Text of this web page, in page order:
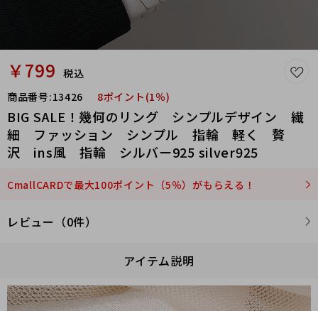
￥799 税込
商品番号:13426 8ポイント(1％)
BIG SALE！幾何のリング シンプルデザイン 繊
細 ファッション シンプル 指輪 軽く 贅
沢 ins風 指輪 シルバー925 silver925
CmallCARDで最大100ポイント（5％）がもらえる！
レビュー（0件）
アイテム説明